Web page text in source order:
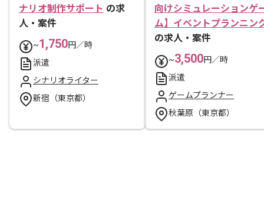
ナリオ制作サポート の求
人・案件
~1,750円／時
派遣
シナリオライター
新宿（東京都）
向けシミュレーションゲ
ム】イベントプランニン
の求人・案件
~3,500円／時
派遣
ゲームプランナー
秋葉原（東京都）